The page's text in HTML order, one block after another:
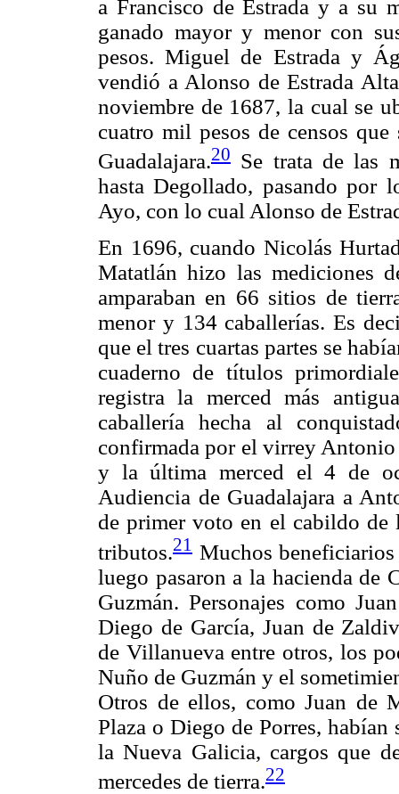
a Francisco de Estrada y a su
ganado mayor y menor con
pesos. Miguel de Estrada y
vendió a Alonso de Estrada
noviembre de 1687, la cual se
cuatro mil pesos de censos
Guadalajara.20 Se trata de las
hasta Degollado, pasando por
Ayo, con lo cual Alonso de
En 1696, cuando Nicolás
Matatlán hizo las mediciones
amparaban en 66 sitios de
menor y 134 caballerías. Es
que el tres cuartas partes se
cuaderno de títulos
registra la merced más
caballería hecha al
confirmada por el virrey
y la última merced el 4 de
Audiencia de Guadalajara a
de primer voto en el cabildo de
tributos.21 Muchos
luego pasaron a la hacienda de
Guzmán. Personajes como
Diego de García, Juan de
de Villanueva entre otros, los
Nuño de Guzmán y el
Otros de ellos, como Juan de
Plaza o Diego de Porres,
la Nueva Galicia, cargos que
mercedes de tierra.22